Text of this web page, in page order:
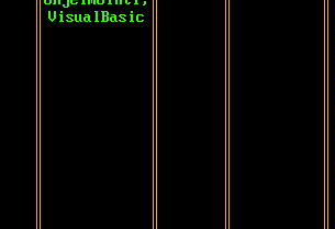
VisualBasic